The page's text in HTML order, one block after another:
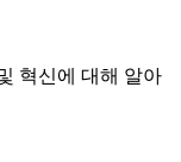
혁신에 대해 알아